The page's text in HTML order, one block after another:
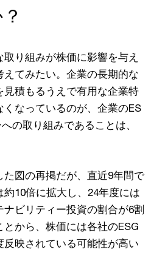
り組みが株価に影響を与え
てみたい。企業の⻑期的な
積もるうえで有⽤な企業特
なっているのが、企業のES
の取り組みであることは、
図の再掲だが、直近9年間で
10倍に拡⼤し、24年度には
ビリティー投資の割合が6割
から、株価には各社のESG
映されている可能性が⾼い